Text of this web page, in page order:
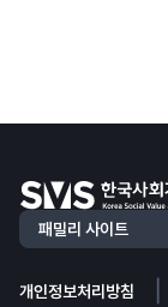
개인정보처리방침